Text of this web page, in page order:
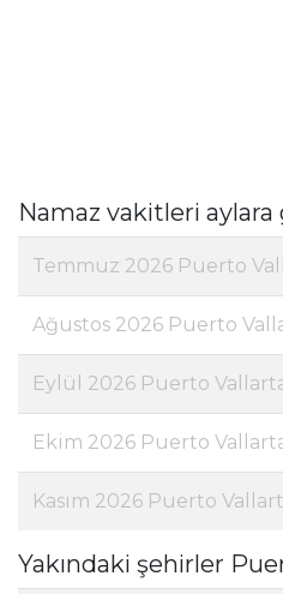
Namaz vakitleri aylara
Temmuz 2026 Puerto
Ağustos 2026 Puerto
Eylül 2026 Puerto
Ekim 2026 Puerto
Kasım 2026 Puerto
Yakındaki şehirler